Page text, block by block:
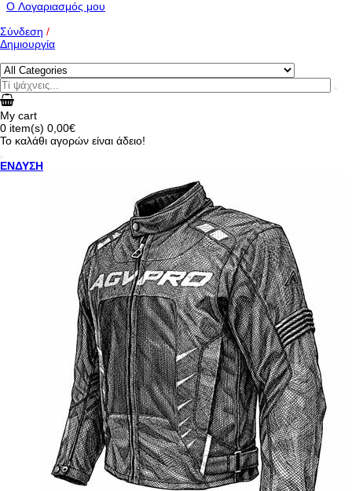
O Λογαριασμός μου
Σύνδεση /
Δημιουργία
My cart
0 item(s) 0,00€
Το καλάθι αγορών είναι άδειο!
ΕΝΔΥΣΗ